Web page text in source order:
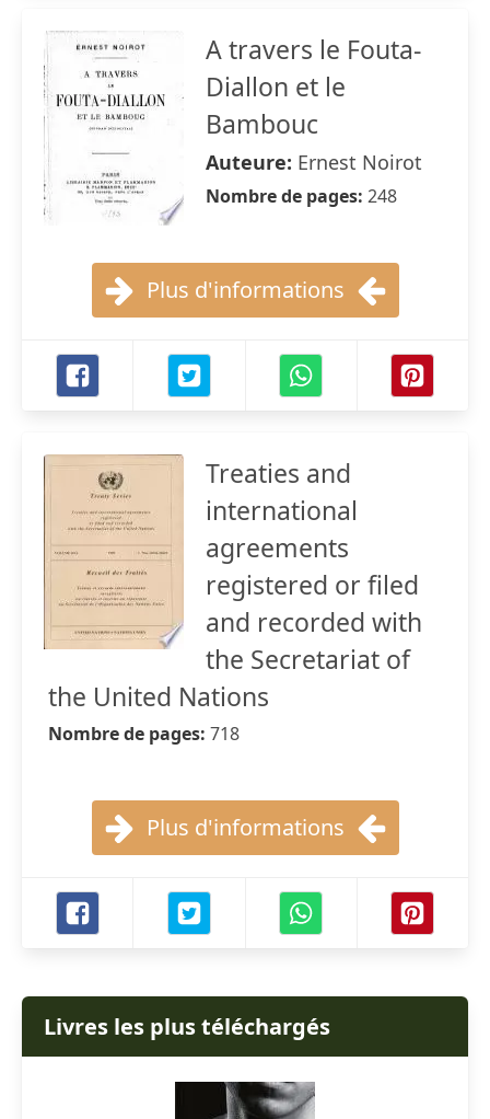
A travers le Fouta-
Diallon et le
Bambouc
Auteure: Ernest Noirot
Nombre de pages: 248
Plus d'informations
Treaties and
international
agreements
registered or filed
and recorded with
the Secretariat of
the United Nations
Nombre de pages: 718
Plus d'informations
Livres les plus téléchargés